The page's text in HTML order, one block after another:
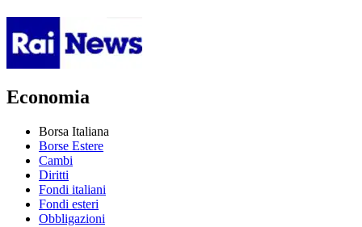
Economia
Borsa Italiana
Borse Estere
Cambi
Diritti
Fondi italiani
Fondi esteri
Obbligazioni